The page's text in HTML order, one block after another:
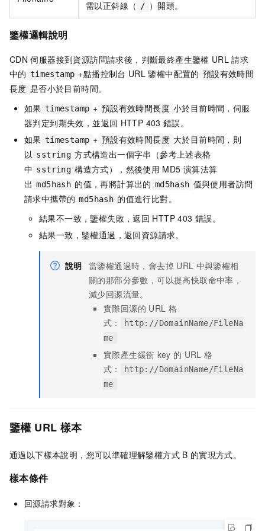
需以正斜線（ / ）開頭。
鑒權邏輯說明
CDN 伺服器接到資源訪問請求後，判斷最終產生鑒權 URL 請求
中的 timestamp +點播控制台 URL 鑒權中配置的 預設有效時間
長度 是否小於目前時間。
如果 timestamp + 預設有效時間長度 小於目前時間，伺服
器判定到期失效，並返回 HTTP 403 錯誤。
如果 timestamp + 預設有效時間長度 大於目前時間，則
以 sstring 方式構造出一個字串（參考上述表格
中 sstring 構造方式），然後使用 MD5 演算法算
出 md5hash 的值，再將計算出的 md5hash 值與使用者訪問
請求中攜帶的 md5hash 的值進行比對。
結果不一致，鑒權失敗，返回 HTTP 403 錯誤。
結果一致，鑒權通過，返回資源請求。
說明 當鑒權通過時，會去掉 URL 中與鑒權相
關的那部分參數，可以提高快取命中率，
減少回源流量。
實際回源的 URL 格
式：
http://DomainName/FileNa
me
實際產生緩衝 key 的 URL 格
式：
http://DomainName/FileNa
me
鑒權 URL 樣本
通過以下樣本說明，您可以準確理解鑒權方式 B 的實現方式。
樣本條件
回源請求對象：